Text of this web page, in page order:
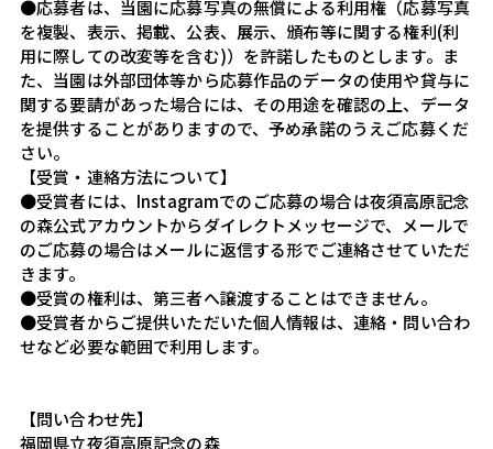
●応募者は、当園に応募写真の無償による利用権（応募写真
を複製、表示、掲載、公表、展示、頒布等に関する権利(利
用に際しての改変等を含む)）を許諾したものとします。ま
た、当園は外部団体等から応募作品のデータの使用や貸与に
関する要請があった場合には、その用途を確認の上、データ
を提供することがありますので、予め承諾のうえご応募くだ
さい。
【受賞・連絡方法について】
●受賞者には、Instagramでのご応募の場合は夜須高原記念
の森公式アカウントからダイレクトメッセージで、メールで
のご応募の場合はメールに返信する形でご連絡させていただ
きます。
●受賞の権利は、第三者へ譲渡することはできません。
●受賞者からご提供いただいた個人情報は、連絡・問い合わ
せなど必要な範囲で利用します。
【問い合わせ先】
福岡県立夜須高原記念の森